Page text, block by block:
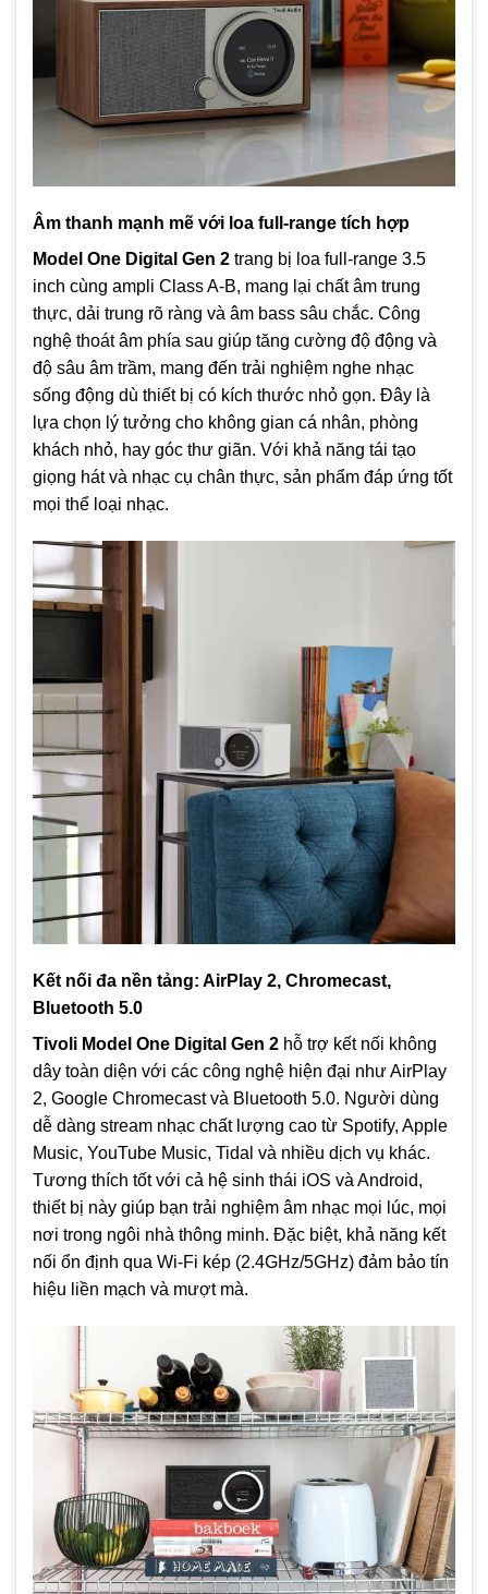
Âm thanh mạnh mẽ với loa full-range tích hợp
Model One Digital Gen 2 trang bị loa full-range 3.5
inch cùng ampli Class A‑B, mang lại chất âm trung
thực, dải trung rõ ràng và âm bass sâu chắc. Công
nghệ thoát âm phía sau giúp tăng cường độ động và
độ sâu âm trầm, mang đến trải nghiệm nghe nhạc
sống động dù thiết bị có kích thước nhỏ gọn. Đây là
lựa chọn lý tưởng cho không gian cá nhân, phòng
khách nhỏ, hay góc thư giãn. Với khả năng tái tạo
giọng hát và nhạc cụ chân thực, sản phẩm đáp ứng tốt
mọi thể loại nhạc.
Kết nối đa nền tảng: AirPlay 2, Chromecast,
Bluetooth 5.0
Tivoli Model One Digital Gen 2 hỗ trợ kết nối không
dây toàn diện với các công nghệ hiện đại như AirPlay
2, Google Chromecast và Bluetooth 5.0. Người dùng
dễ dàng stream nhạc chất lượng cao từ Spotify, Apple
Music, YouTube Music, Tidal và nhiều dịch vụ khác.
Tương thích tốt với cả hệ sinh thái iOS và Android,
thiết bị này giúp bạn trải nghiệm âm nhạc mọi lúc, mọi
nơi trong ngôi nhà thông minh. Đặc biệt, khả năng kết
nối ổn định qua Wi‑Fi kép (2.4GHz/5GHz) đảm bảo tín
hiệu liền mạch và mượt mà.